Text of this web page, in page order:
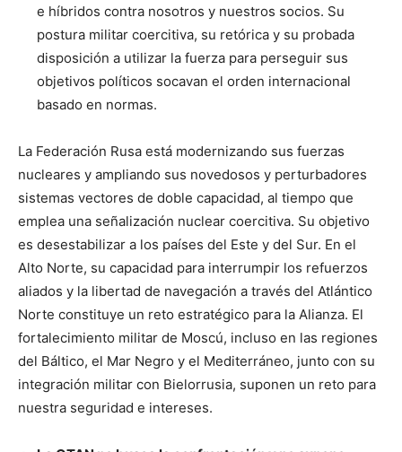
e híbridos contra nosotros y nuestros socios. Su
postura militar coercitiva, su retórica y su probada
disposición a utilizar la fuerza para perseguir sus
objetivos políticos socavan el orden internacional
basado en normas.
La Federación Rusa está modernizando sus fuerzas
nucleares y ampliando sus novedosos y perturbadores
sistemas vectores de doble capacidad, al tiempo que
emplea una señalización nuclear coercitiva. Su objetivo
es desestabilizar a los países del Este y del Sur. En el
Alto Norte, su capacidad para interrumpir los refuerzos
aliados y la libertad de navegación a través del Atlántico
Norte constituye un reto estratégico para la Alianza. El
fortalecimiento militar de Moscú, incluso en las regiones
del Báltico, el Mar Negro y el Mediterráneo, junto con su
integración militar con Bielorrusia, suponen un reto para
nuestra seguridad e intereses.